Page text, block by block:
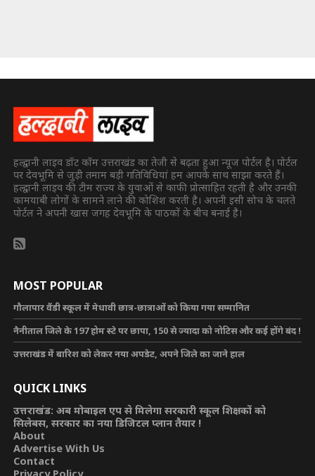
हल्द्वानी लाइव डॉट कॉम उत्तराखंड का तेजी से बढ़ता हुआ न्यूज पोर्टल है। पोर्टल
पर देवभूमि से जुड़ी तमाम बड़ी गतिविधियां हम आपके साथ साझा करते हैं।
हल्द्वानी लाइव की टीम राज्य के युवाओं से काफी प्रोत्साहित रहती है और उनकी
कामयाबी लोगों के सामने लाने की कोशिश करती है। अपनी इसी सोच के चलते
पोर्टल ने अपनी खास जगह देवभूमि के पाठकों के बीच बनाई है।
MOST POPULAR
गौलापार वैंडी स्कूल में मेधावी छात्र-छात्राओं को किया गया सम्मानित
नैनीताल जिले के 197 होम स्टे पर छापा, 150 से ज्यादा को नोटिस और कई होंगे बंद !
उत्तराखंड में बारिश को लेकर नया अपडेट, अपने जिले का जाने हाल
QUICK LINKS
उत्तराखंड: अब मोबाइल एप से मिलेगा सरकारी स्कूल शिक्षकों को
सिलेबस, सरकार का नया डिजिटल प्लान तैयार !
About
Advertise With Us
Contact